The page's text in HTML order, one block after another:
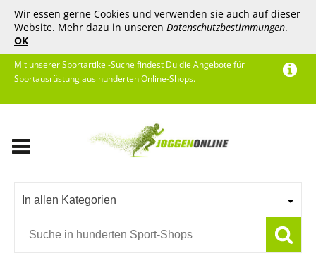
Wir essen gerne Cookies und verwenden sie auch auf dieser
Website. Mehr dazu in unseren Datenschutzbestimmungen.
OK
Mit unserer Sportartikel-Suche findest Du die Angebote für
Sportausrüstung aus hunderten Online-Shops.
In allen Kategorien